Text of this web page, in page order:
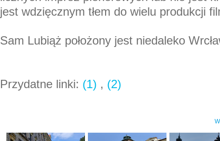
jest wdzięcznym tłem do wielu produkcji
Sam Lubiąż położony jest niedaleko
Przydatne linki: (1) , (2)